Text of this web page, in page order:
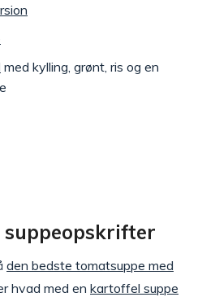
med kylling, grønt, ris og en
den bedste tomatsuppe med
hvad med en kartoffel suppe